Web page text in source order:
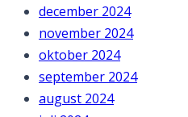
december 2024
november 2024
oktober 2024
september 2024
august 2024